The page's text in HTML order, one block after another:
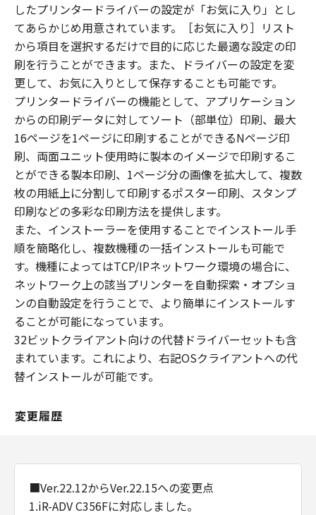
したプリンタードライバーの設定が「お気に入り」とし
てあらかじめ用意されています。［お気に入り］リスト
から項目を選択するだけで目的に応じた最適な設定の印
刷を行うことができます。また、ドライバーの設定を変
更して、お気に入りとして保存することも可能です。
プリンタードライバーの機能として、アプリケーション
からの印刷データに対してソート（部単位）印刷、最大
16ページを1ページに印刷することができるNページ印
刷、両面ユニット使用時に製本のイメージで印刷するこ
とができる製本印刷、1ページ分の画像を拡大して、複数
枚の用紙上に分割して印刷するポスター印刷、スタンプ
印刷などの多彩な印刷方法を提供します。
また、インストーラーを使用することでインストール手
順を簡略化し、複数機種の一括インストールも可能で
す。機種によってはTCP/IPネットワーク環境の場合に、
ネットワーク上の該当プリンターを自動探索・オプショ
ンの自動設定を行うことで、より簡単にインストールす
ることが可能になっています。
32ビットクライアント向けの代替ドライバーセットも含
まれています。これにより、右記OSクライアントへの代
替インストールが可能です。
変更履歴
■Ver.22.12からVer.22.15への変更点
1.iR-ADV C356Fに対応しました。